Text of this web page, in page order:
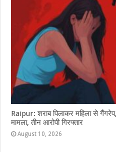
Raipur: शराब पिलाकर महिला से गैंगरेप,
मामला, तीन आरोपी गिरफ्तार
August 10, 2026